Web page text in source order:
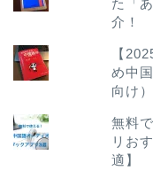
介！
【
め中
向け）
無料
リお
適】